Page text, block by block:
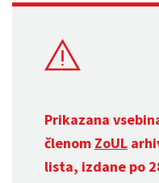
Prikazana
členom ZoUL
lista, izdane po